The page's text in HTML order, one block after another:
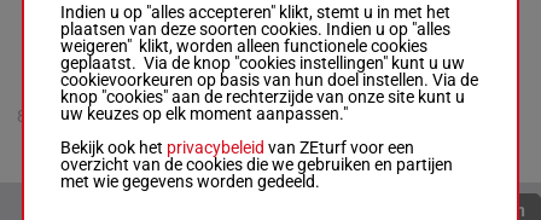
4a 0a 0a 1a 4a
8
VEL LARRY NS
Thomas Merton-
Christopher Dubois
4a 0a 0a 0a 0a
R/7 1600m4a 0a 0a
0a 0a
Quoteringen verversen
Indien u op "alles accepteren" klikt, stemt u in met het
plaatsen van deze soorten cookies. Indien u op "alles
weigeren" klikt, worden alleen functionele cookies
geplaatst. Via de knop "cookies instellingen" kunt u uw
cookievoorkeuren op basis van hun doel instellen. Via de
knop "cookies" aan de rechterzijde van onze site kunt u
uw keuzes op elk moment aanpassen."
Bekijk ook het privacybeleid van ZEturf voor een
overzicht van de cookies die we gebruiken en partijen
met wie gegevens worden gedeeld.